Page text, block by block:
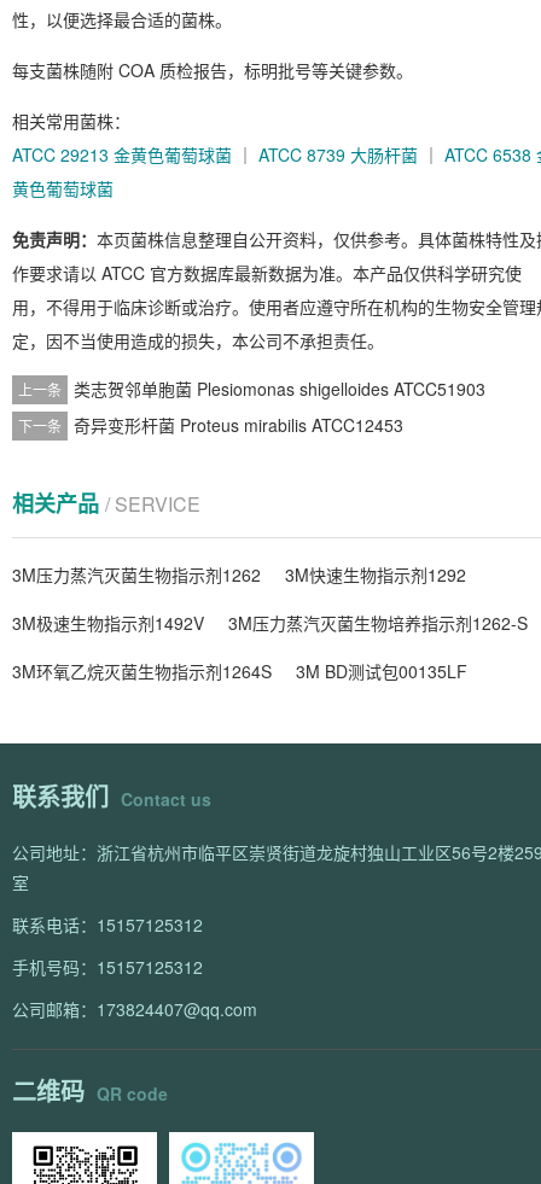
性，以便选择最合适的菌株。
每支菌株随附 COA 质检报告，标明批号等关键参数。
相关常用菌株：
ATCC 29213 金黄色葡萄球菌 ｜ ATCC 8739 大肠杆菌 ｜ ATCC 6538
黄色葡萄球菌
免责声明： 本页菌株信息整理自公开资料，仅供参考。具体菌株特性及
作要求请以 ATCC 官方数据库最新数据为准。本产品仅供科学研究使
用，不得用于临床诊断或治疗。使用者应遵守所在机构的生物安全管理
定，因不当使用造成的损失，本公司不承担责任。
上一条 类志贺邻单胞菌 Plesiomonas shigelloides ATCC51903
下一条 奇异变形杆菌 Proteus mirabilis ATCC12453
相关产品 / SERVICE
3M压力蒸汽灭菌生物指示剂1262
3M快速生物指示剂1292
3M极速生物指示剂1492V
3M压力蒸汽灭菌生物培养指示剂1262-S
3M环氧乙烷灭菌生物指示剂1264S
3M BD测试包00135LF
联系我们 Contact us
公司地址：浙江省杭州市临平区崇贤街道龙旋村独山工业区56号2楼
室
联系电话：15157125312
手机号码：15157125312
公司邮箱：173824407@qq.com
二维码 QR code